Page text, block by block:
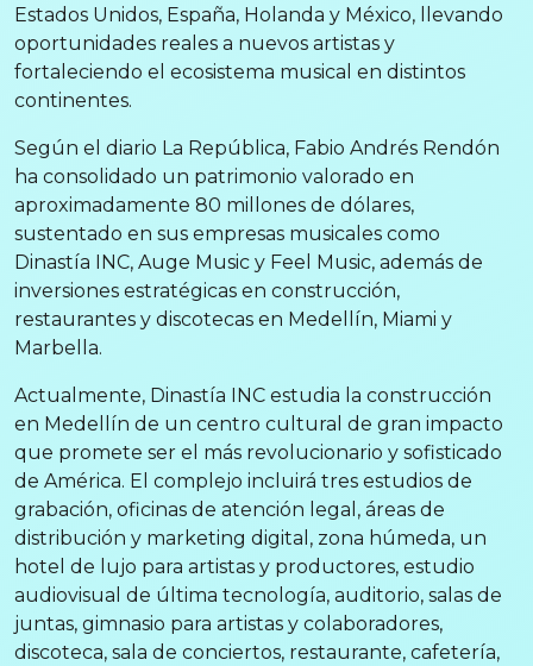
Estados Unidos, España, Holanda y México, llevando
oportunidades reales a nuevos artistas y
fortaleciendo el ecosistema musical en distintos
continentes.
Según el diario La República, Fabio Andrés Rendón
ha consolidado un patrimonio valorado en
aproximadamente 80 millones de dólares,
sustentado en sus empresas musicales como
Dinastía INC, Auge Music y Feel Music, además de
inversiones estratégicas en construcción,
restaurantes y discotecas en Medellín, Miami y
Marbella.
Actualmente, Dinastía INC estudia la construcción
en Medellín de un centro cultural de gran impacto
que promete ser el más revolucionario y sofisticado
de América. El complejo incluirá tres estudios de
grabación, oficinas de atención legal, áreas de
distribución y marketing digital, zona húmeda, un
hotel de lujo para artistas y productores, estudio
audiovisual de última tecnología, auditorio, salas de
juntas, gimnasio para artistas y colaboradores,
discoteca, sala de conciertos, restaurante, cafetería,